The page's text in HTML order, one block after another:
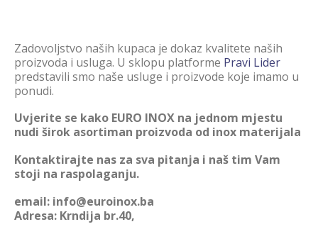
Zadovoljstvo naših kupaca je dokaz kvalitete naših
proizvoda i usluga. U sklopu platforme Pravi Lider
predstavili smo naše usluge i proizvode koje imamo u
ponudi.
Uvjerite se kako EURO INOX na jednom mjestu
nudi širok asortiman proizvoda od inox materijala
Kontaktirajte nas za sva pitanja i naš tim Vam
stoji na raspolaganju.
email: info@euroinox.ba
Adresa: Krndija br.40,